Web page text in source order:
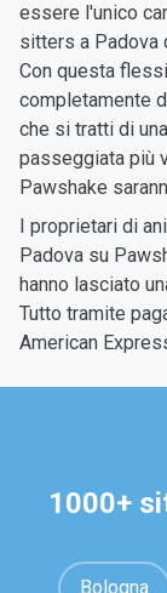
essere l'unico
sitters a Padova
Con questa
completamente
che si tratti di
passeggiata più
Pawshake
I proprietari di
Padova su
hanno lasciato
Tutto tramite
American
1000+
Bologna